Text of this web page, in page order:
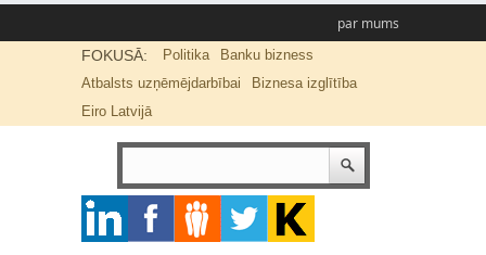
par mums
FOKUSĀ: Politika
Banku bizness
Atbalsts uzņēmējdarbībai
Biznesa izglītība
Eiro Latvijā